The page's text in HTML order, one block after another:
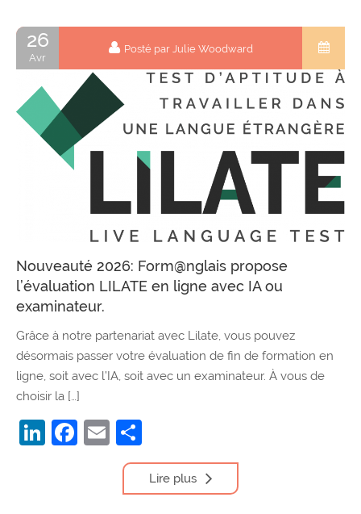
26
Avr
Posté par Julie Woodward
Nouveauté 2026: Form@nglais propose
l’évaluation LILATE en ligne avec IA ou
examinateur.
Grâce à notre partenariat avec Lilate, vous pouvez
désormais passer votre évaluation de fin de formation en
ligne, soit avec l’IA, soit avec un examinateur. À vous de
choisir la […]
LinkedIn
Facebook
Email
Lire plus